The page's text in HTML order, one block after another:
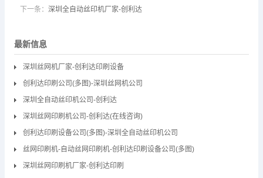
下一条： 深圳全自动丝印机厂家-创利达
最新信息
深圳丝网机厂家-创利达印刷设备
创利达印刷公司(多图)-深圳丝网机公司
深圳全自动丝印机公司-创利达
深圳丝网印刷机公司-创利达(在线咨询)
创利达印刷设备公司(多图)-深圳全自动丝印机公司
丝网印刷机-自动丝网印刷机-创利达印刷设备公司(多图)
深圳丝网印刷机厂家-创利达印刷